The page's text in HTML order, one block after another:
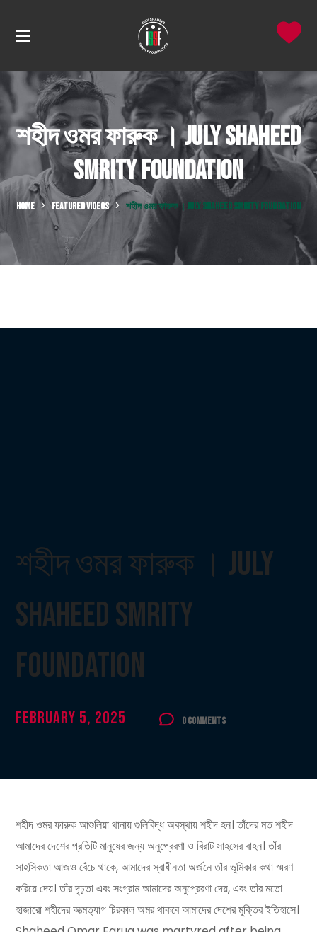
শহীদ ওমর ফারুক । July Shaheed
Smrity Foundation
HOME FEATURED VIDEOS শহীদ ওমর ফারুক । JULY SHAHEED SMRITY FOUNDATION
শহীদ ওমর ফারুক । July
Shaheed Smrity
Foundation
February 5, 2025 0 Comments
শহীদ ওমর ফারুক আশুলিয়া থানায় গুলিবিদ্ধ অবস্থায় শহীদ হন। তাঁদের মত শহীদ
আমাদের দেশের প্রতিটি মানুষের জন্য অনুপ্রেরণা ও বিরাট সাহসের বাহন। তাঁর
সাহসিকতা আজও বেঁচে থাকে, আমাদের স্বাধীনতা অর্জনে তাঁর ভূমিকার কথা স্মরণ
করিয়ে দেয়। তাঁর দৃঢ়তা এবং সংগ্রাম আমাদের অনুপ্রেরণা দেয়, এবং তাঁর মতো
হাজারো শহীদের আত্মত্যাগ চিরকাল অমর থাকবে আমাদের দেশের মুক্তির ইতিহাসে।